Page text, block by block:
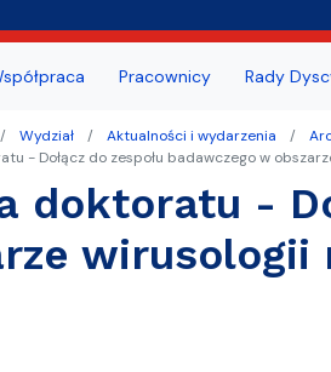
oceny pracowniczej
z działalności wydziału
UG
dziekanatu
Pracownicy Rady
Wydział Aktualności i wydarzenia
- Dołącz do zespołu badawczego w
doktoratu -